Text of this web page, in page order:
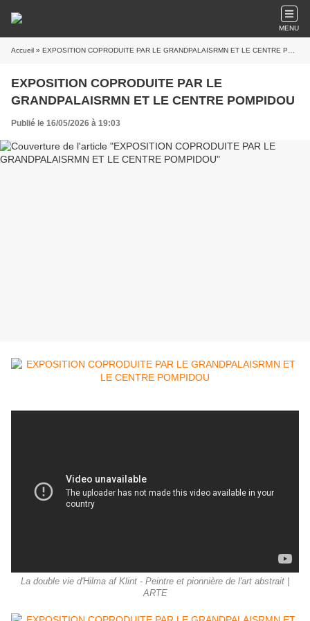
MENU
Accueil » EXPOSITION COPRODUITE PAR LE GRANDPALAISRMN ET LE CENTRE POMPIDOU
EXPOSITION COPRODUITE PAR LE
GRANDPALAISRMN ET LE CENTRE POMPIDOU
Publié le 16/05/2026 à 19:03
La double vie d'Hilma af Klint - Peintre et pionnière de l'art abstrait |
ARTE